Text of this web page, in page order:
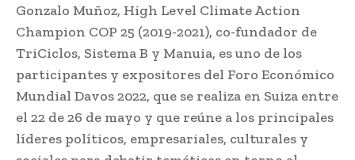
Gonzalo Muñoz, High Level Climate Action
Champion COP 25 (2019-2021), co-fundador de
TriCiclos, Sistema B y Manuia, es uno de los
participantes y expositores del Foro Económico
Mundial Davos 2022, que se realiza en Suiza entre
el 22 de 26 de mayo y que reúne a los principales
líderes políticos, empresariales, culturales y